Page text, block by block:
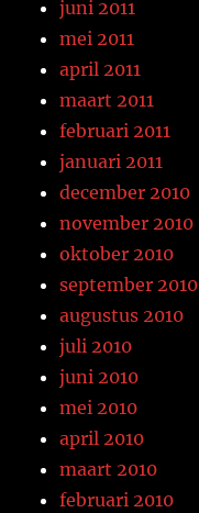
juni 2011
mei 2011
april 2011
maart 2011
februari 2011
januari 2011
december 2010
november 2010
oktober 2010
september 2010
augustus 2010
juli 2010
juni 2010
mei 2010
april 2010
maart 2010
februari 2010